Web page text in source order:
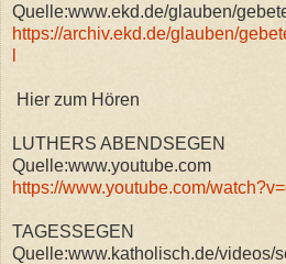
Quelle:www.ekd.de/glauben/
https://archiv.ekd.de/glauben/
Hier zum Hören
LUTHERS ABENDSEGEN
Quelle:www.youtube.com
https://www.youtube.com/
TAGESSEGEN
Quelle:www.katholisch.de/videos/